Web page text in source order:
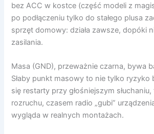
bez ACC w kostce (część modeli z
po podłączeniu tylko do stałego plusa
sprzęt domowy: działa zawsze, dopóki
zasilania.
Masa (GND), przeważnie czarna, bywa
Słaby punkt masowy to nie tylko ryzyko
się restarty przy głośniejszym
rozruchu, czasem radio „gubi”
wygląda w realnych montażach.